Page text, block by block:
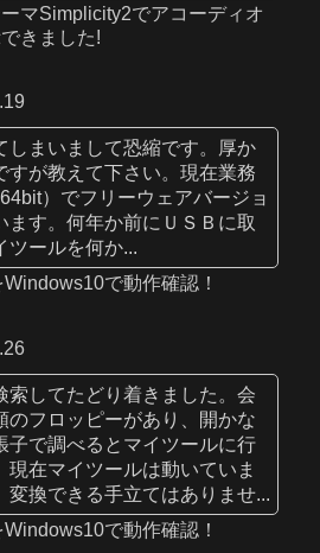
マSimplicity2でアコーディオ
きました!
しまいまして恐縮です。厚か
すが教えて下さい。現在業務
）でフリーウェアバージョ
ます。何年か前にＵＳＢに取
ツールを何か...
で動作確認！
索してたどり着きました。会
のフロッピーがあり、開かな
子で調べるとマイツールに行
現在マイツールは動いていま
変換できる手立てはありませ...
で動作確認！